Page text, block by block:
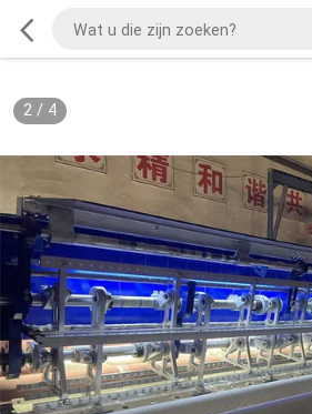
2/ 4